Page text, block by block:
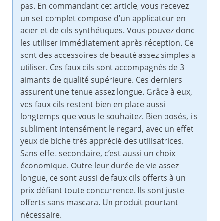
pas. En commandant cet article, vous recevez
un set complet composé d’un applicateur en
acier et de cils synthétiques. Vous pouvez donc
les utiliser immédiatement après réception. Ce
sont des accessoires de beauté assez simples à
utiliser. Ces faux cils sont accompagnés de 3
aimants de qualité supérieure. Ces derniers
assurent une tenue assez longue. Grâce à eux,
vos faux cils restent bien en place aussi
longtemps que vous le souhaitez. Bien posés, ils
subliment intensément le regard, avec un effet
yeux de biche très apprécié des utilisatrices.
Sans effet secondaire, c’est aussi un choix
économique. Outre leur durée de vie assez
longue, ce sont aussi de faux cils offerts à un
prix défiant toute concurrence. Ils sont juste
offerts sans mascara. Un produit pourtant
nécessaire.